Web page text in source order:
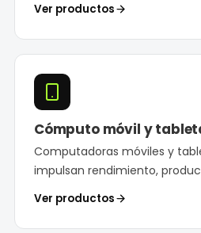
Ver productos
Cómputo móvil y
Computadoras móviles y
impulsan rendimiento,
Ver productos